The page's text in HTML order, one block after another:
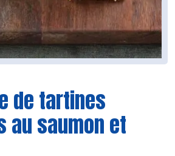
de tartines
au saumon et